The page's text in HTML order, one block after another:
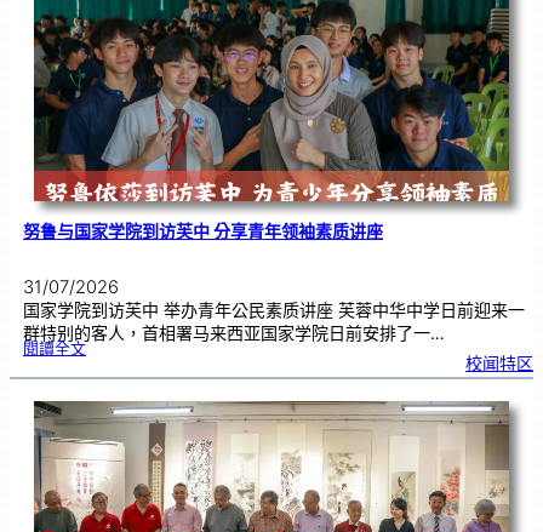
《
奏
花
悦
韵
》
圆
满
演
出
努鲁与国家学院到访芙中 分享青年领袖素质讲座
31/07/2026
国家学院到访芙中 举办青年公民素质讲座 芙蓉中华中学日前迎来一
群特别的客人，首相署马来西亚国家学院日前安排了一…
閱讀全文:努
国
学
院
到
访
中
分
享
青
年
领
袖
素
质
讲
座
校闻特区